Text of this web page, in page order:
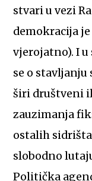
stvari u vezi
demokracija je
vjerojatno). I
se o
širi društveni
zauzimanja
ostalih
slobodno
Politička